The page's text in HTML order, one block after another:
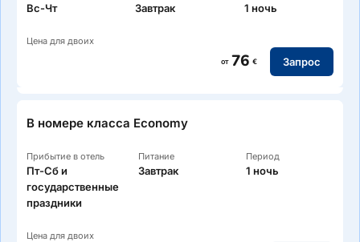
Вс-Чт Завтрак 1 ночь
Цена для двоих
от 76 € Запрос
В номере класса Economy
Прибытие в отель
Пт-Сб и
государственные
праздники
Питание
Завтрак
Период
1 ночь
Цена для двоих